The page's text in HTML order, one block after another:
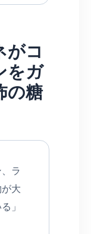
コ
をガ
の糖
ラ
大
」